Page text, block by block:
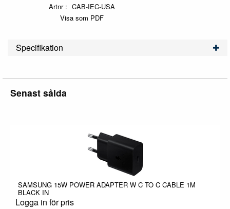
Artnr
CAB-IEC-USA
Visa som PDF
Specifikation
Senast sålda
SAMSUNG 15W POWER ADAPTER W C TO C CABLE 1M
BLACK IN
Logga in för pris